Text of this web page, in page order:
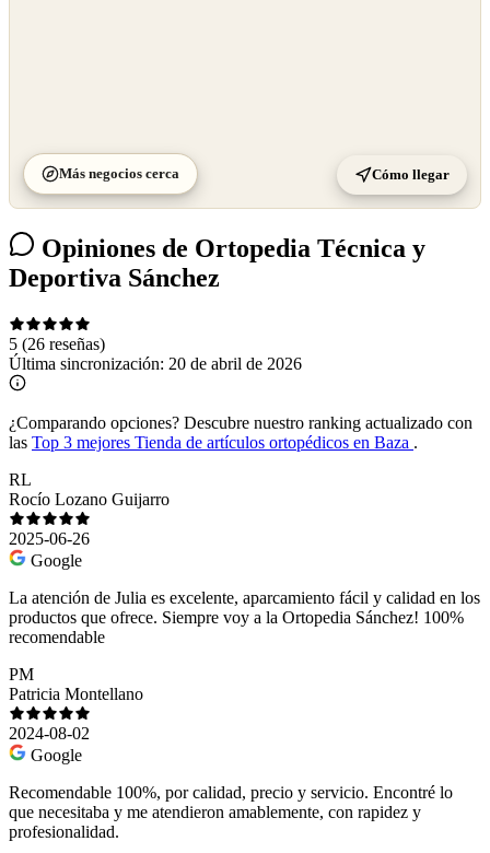
Más negocios cerca Cómo llegar
Opiniones de Ortopedia Técnica y
Deportiva Sánchez
5 (26 reseñas)
Última sincronización: 20 de abril de 2026
¿Comparando opciones? Descubre nuestro ranking actualizado con
las Top 3 mejores Tienda de artículos ortopédicos en Baza .
RL
Rocío Lozano Guijarro
2025-06-26
Google
La atención de Julia es excelente, aparcamiento fácil y calidad en los
productos que ofrece. Siempre voy a la Ortopedia Sánchez! 100%
recomendable
PM
Patricia Montellano
2024-08-02
Google
Recomendable 100%, por calidad, precio y servicio. Encontré lo
que necesitaba y me atendieron amablemente, con rapidez y
profesionalidad.